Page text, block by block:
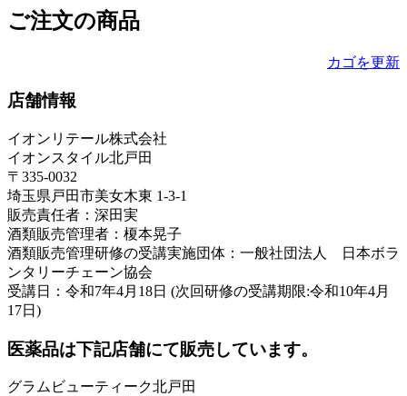
ご注文の商品
カゴを更新
店舗情報
イオンリテール株式会社
イオンスタイル北戸田
〒335-0032
埼玉県戸田市美女木東 1-3-1
販売責任者：深田実
酒類販売管理者：榎本晃子
酒類販売管理研修の受講実施団体：一般社団法人 日本ボラ
ンタリーチェーン協会
受講日：令和7年4月18日 (次回研修の受講期限:令和10年4月
17日)
医薬品は下記店舗にて販売しています。
グラムビューティーク北戸田